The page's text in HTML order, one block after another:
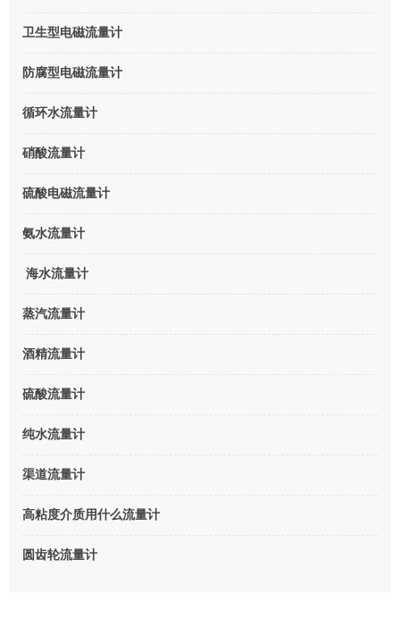
卫生型电磁流量计
防腐型电磁流量计
循环水流量计
硝酸流量计
硫酸电磁流量计
氨水流量计
海水流量计
蒸汽流量计
酒精流量计
硫酸流量计
纯水流量计
渠道流量计
高粘度介质用什么流量计
圆齿轮流量计